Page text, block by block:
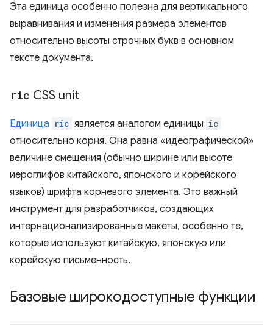
Эта единица особенно полезна для вертикального
выравнивания и изменения размера элементов
относительно высоты строчных букв в основном
тексте документа.
ric CSS unit
Единица ric является аналогом единицы ic
относительно корня. Она равна «идеографической»
величине смещения (обычно ширине или высоте
иероглифов китайского, японского и корейского
языков) шрифта корневого элемента. Это важный
инструмент для разработчиков, создающих
интернационализированные макеты, особенно те,
которые используют китайскую, японскую или
корейскую письменность.
Базовые широкодоступные функции